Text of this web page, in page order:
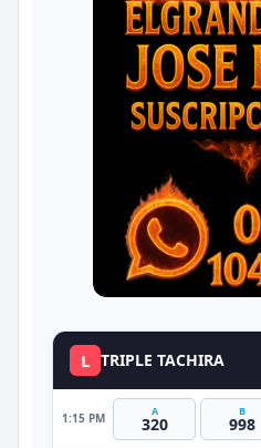
L TRIPLE TACHIRA
1:15 PM A
320
B
998